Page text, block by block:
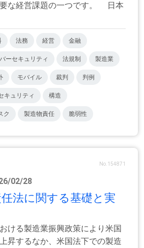
な経営課題の一つです。 日本
法務 経営 金融
ーセキュリティ 法規制 製造業
モバイル 裁判 判例
キュリティ 構造
ク 製造物責任 脆弱性
No.154871
02/28
法に関する基礎と実
ける製造業振興政策により米国
昇するなか、米国法下での製造